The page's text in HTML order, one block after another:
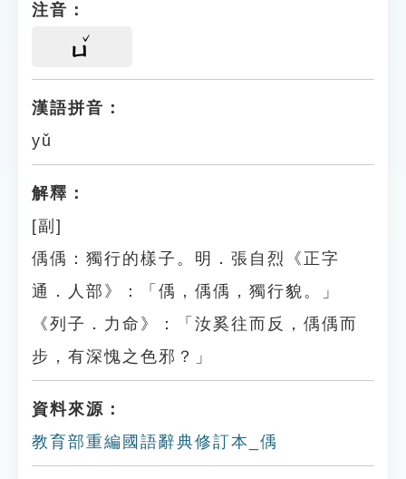
注音：
ㄩ
漢語拼音：
yǔ
解釋：
[副]
偊偊：獨行的樣子。明．張自烈《正字
通．人部》：「偊，偊偊，獨行貌。」
《列子．力命》：「汝奚往而反，偊偊而
步，有深愧之色邪？」
資料來源：
教育部重編國語辭典修訂本_偊